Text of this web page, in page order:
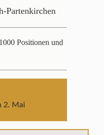
Partenkirchen
Positionen und
2. Mai